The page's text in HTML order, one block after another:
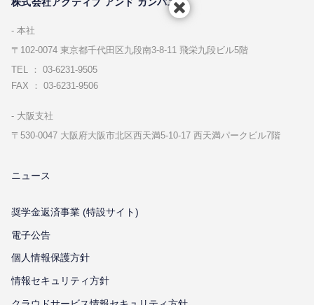
株式会社アクティブ アンド カンパニー
本社
〒102-0074 東京都千代⽥区九段南3-8-11 飛栄九段ビル5階
TEL ： 03-6231-9505
FAX ： 03-6231-9506
⼤阪⽀社
〒530-0047 ⼤阪府⼤阪市北区⻄天満5-10-17 ⻄天満パークビル7階
ニュース
奨学金返済事業 (特設サイト)
電子公告
個⼈情報保護⽅針
情報セキュリティ⽅針